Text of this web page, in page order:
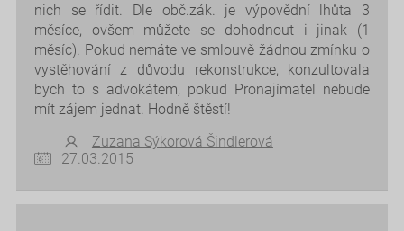
nich se řídit. Dle obč.zák. je výpovědní lhůta 3
měsíce, ovšem můžete se dohodnout i jinak (1
měsíc). Pokud nemáte ve smlouvě žádnou zmínku o
vystěhování z důvodu rekonstrukce, konzultovala
bych to s advokátem, pokud Pronajímatel nebude
mít zájem jednat. Hodně štěstí!
Zuzana Sýkorová Šindlerová
27.03.2015